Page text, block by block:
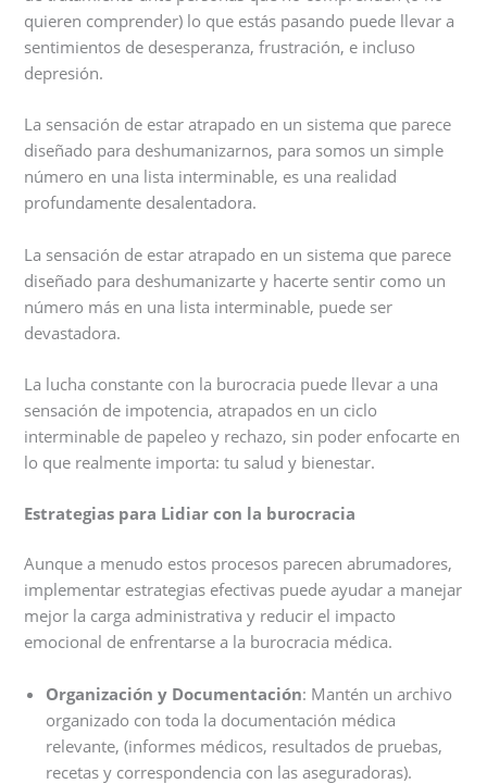
quieren comprender) lo que estás pasando puede llevar a
sentimientos de desesperanza, frustración, e incluso
depresión.
La sensación de estar atrapado en un sistema que parece
diseñado para deshumanizarnos, para somos un simple
número en una lista interminable, es una realidad
profundamente desalentadora.
La sensación de estar atrapado en un sistema que parece
diseñado para deshumanizarte y hacerte sentir como un
número más en una lista interminable, puede ser
devastadora.
La lucha constante con la burocracia puede llevar a una
sensación de impotencia, atrapados en un ciclo
interminable de papeleo y rechazo, sin poder enfocarte en
lo que realmente importa: tu salud y bienestar.
Estrategias para Lidiar con la burocracia
Aunque a menudo estos procesos parecen abrumadores,
implementar estrategias efectivas puede ayudar a manejar
mejor la carga administrativa y reducir el impacto
emocional de enfrentarse a la burocracia médica.
Organización y Documentación: Mantén un archivo
organizado con toda la documentación médica
relevante, (informes médicos, resultados de pruebas,
recetas y correspondencia con las aseguradoras).